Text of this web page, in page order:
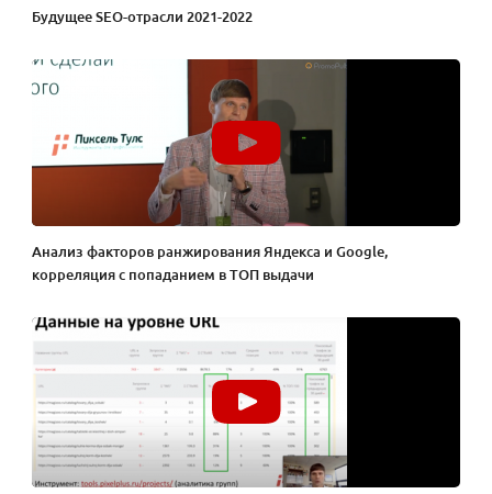
Будущее SEO-отрасли 2021-2022
Анализ факторов ранжирования Яндекса и Google,
корреляция с попаданием в ТОП выдачи